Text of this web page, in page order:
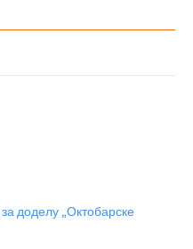
доделу „Октобарске